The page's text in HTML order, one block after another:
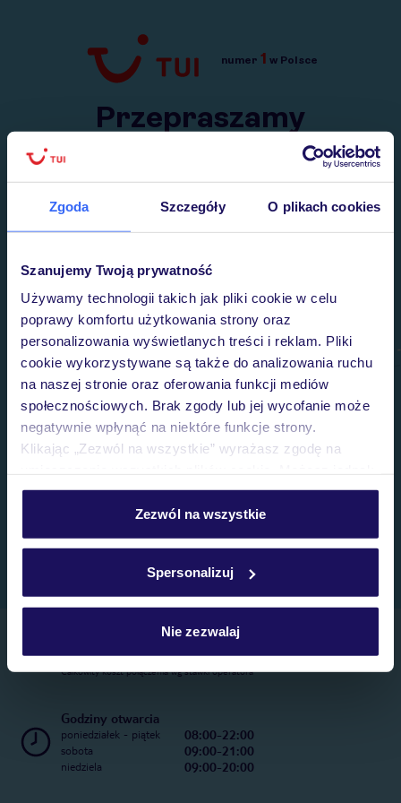
Zgoda Szczegóły O plikach cookies
Szanujemy Twoją prywatność
Używamy technologii takich jak pliki cookie w celu
poprawy komfortu użytkowania strony oraz
personalizowania wyświetlanych treści i reklam. Pliki
cookie wykorzystywane są także do analizowania ruchu
na naszej stronie oraz oferowania funkcji mediów
społecznościowych. Brak zgody lub jej wycofanie może
negatywnie wpłynąć na niektóre funkcje strony.
Klikając „Zezwól na wszystkie” wyrażasz zgodę na
personalizować swój wybór wchodząc w zakładkę
Szczegółowe informacje o plikach cookie znajdziesz
Zezwól na wszystkie
Spersonalizuj
Nie zezwalaj
Przejdź do TUI.pl
numer 1 w Polsce
Przepraszamy
Wysłaliśmy nasz serwis na krótkie wakacje.
Telefoniczne Centrum Rezerwacji
22 270 31 20
Całkowity koszt połączenia wg stawki operatora
Godziny otwarcia
poniedziałek - piątek 08:00-22:00
sobota 09:00-21:00
niedziela 09:00-20:00